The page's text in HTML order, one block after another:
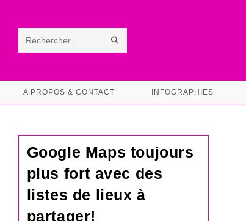
contentRechercher
ce RECHERCHE
A PROPOS & CONTACT INFOGRAPHIES
Google Maps toujours
plus fort avec des
listes de lieux à
partager!